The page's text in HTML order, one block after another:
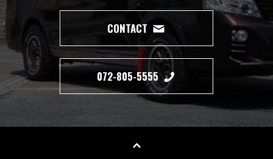
CONTACT
072-805-5555